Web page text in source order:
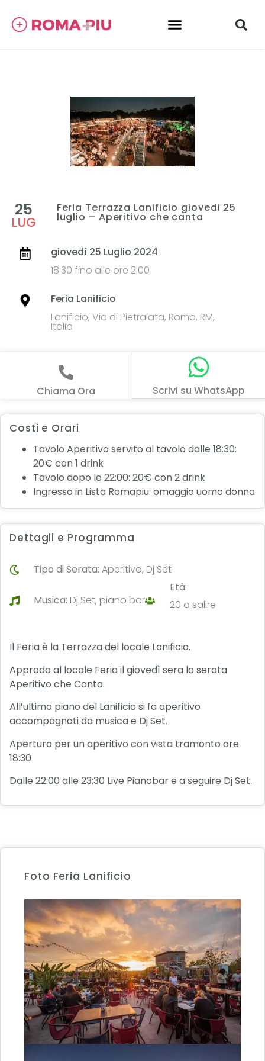
25
LUG
Feria Terrazza Lanificio giovedi 25
luglio – Aperitivo che canta
giovedì 25 Luglio 2024
18:30 fino alle ore 2:00
Feria Lanificio
Lanificio, Via di Pietralata, Roma, RM,
Italia
Chiama Ora Scrivi su WhatsApp
Costi e Orari
Tavolo Aperitivo servito al tavolo dalle 18:30:
20€ con 1 drink
Tavolo dopo le 22:00: 20€ con 2 drink
Ingresso in Lista Romapiu: omaggio uomo donna
Dettagli e Programma
Tipo di Serata:Aperitivo, Dj Set
Musica: Dj Set, piano bar
Età:
20 a salire
Il Feria è la Terrazza del locale Lanificio.
Approda al locale Feria il giovedì sera la serata
Aperitivo che Canta.
All’ultimo piano del Lanificio si fa aperitivo
accompagnati da musica e Dj Set.
Apertura per un aperitivo con vista tramonto ore
18:30
Dalle 22:00 alle 23:30 Live Pianobar e a seguire Dj Set.
Foto Feria Lanificio